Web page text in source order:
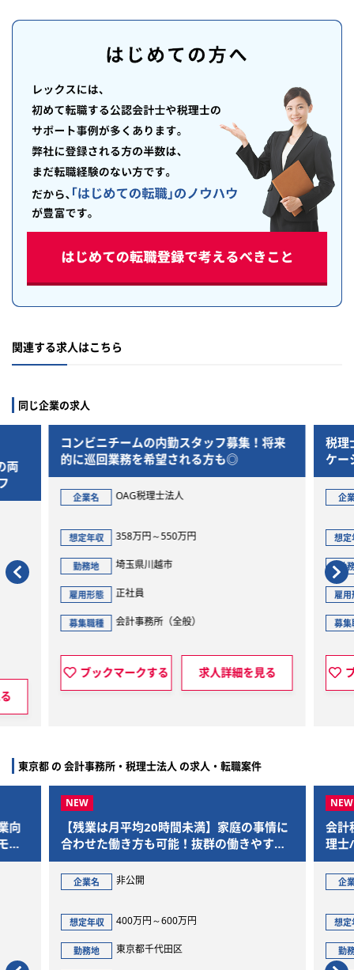
関連する求人はこちら
同じ企業の求人
両
コンビニチームの内勤スタッフ募集！将来
的に巡回業務を希望される方も◎
企業名 OAG税理士法人
想定年収 358万円～550万円
勤務地 埼玉県川越市
雇用形態 正社員
募集職種 会計事務所（全般）
ブックマークする 求人詳細を見る
税理
ケー
企
想定
勤
雇用
募集
東京都 の 会計事務所・税理士法人 の求人・転職案件
向
ー
【残業は月平均20時間未満】家庭の事情に
合わせた働き方も可能！抜群の働きやすさ
であなたをお迎えします
企業名 非公開
想定年収 400万円～600万円
勤務地 東京都千代田区
会計
理士
企
想定
勤